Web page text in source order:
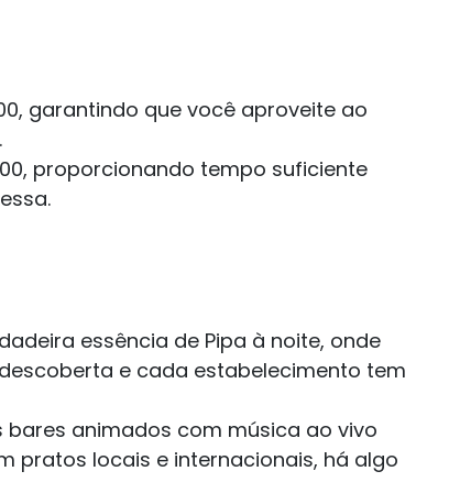
garantindo que você aproveite ao
proporcionando tempo suficiente
essência de Pipa à noite, onde
e cada estabelecimento tem
bares animados com música ao vivo
pratos locais e internacionais, há algo